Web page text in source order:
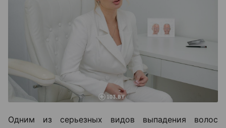
Одним из серьезных видов выпадения волос